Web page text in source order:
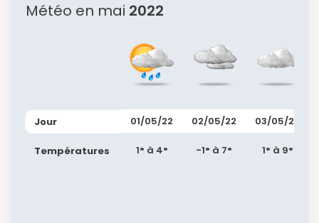
Météo en mai 2022
Jour
Températures
01/05/22
1° à 4°
02/05/22
-1° à 7°
03/05/22
1° à 9°